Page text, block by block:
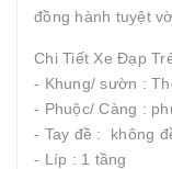
đồng hành tuyệt
Chi Tiết Xe Đạp
- Khung/ sườn :
- Phuộc/ Càng :
- Tay đề : không
- Líp : 1 tầng